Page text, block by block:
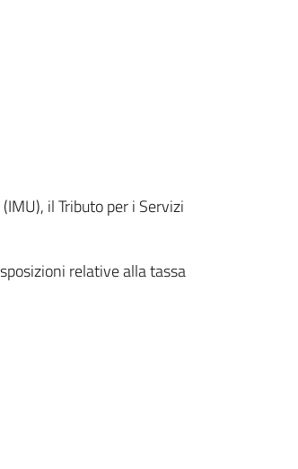
il Tributo per i Servizi
relative alla tassa